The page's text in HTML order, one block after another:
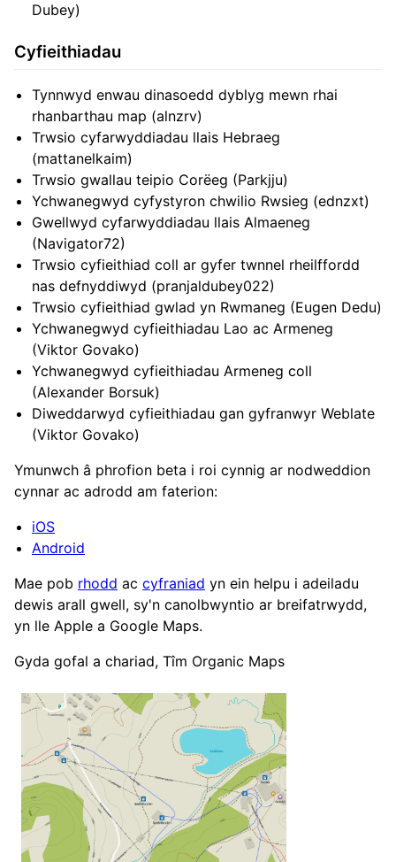
Dubey)
Cyfieithiadau
Tynnwyd enwau dinasoedd dyblyg mewn rhai
rhanbarthau map (alnzrv)
Trwsio cyfarwyddiadau llais Hebraeg
(mattanelkaim)
Trwsio gwallau teipio Corëeg (Parkjju)
Ychwanegwyd cyfystyron chwilio Rwsieg (ednzxt)
Gwellwyd cyfarwyddiadau llais Almaeneg
(Navigator72)
Trwsio cyfieithiad coll ar gyfer twnnel rheilffordd
nas defnyddiwyd (pranjaldubey022)
Trwsio cyfieithiad gwlad yn Rwmaneg (Eugen Dedu)
Ychwanegwyd cyfieithiadau Lao ac Armeneg
(Viktor Govako)
Ychwanegwyd cyfieithiadau Armeneg coll
(Alexander Borsuk)
Diweddarwyd cyfieithiadau gan gyfranwyr Weblate
(Viktor Govako)
Ymunwch â phrofion beta i roi cynnig ar nodweddion
cynnar ac adrodd am faterion:
iOS
Android
Mae pob rhodd ac cyfraniad yn ein helpu i adeiladu
dewis arall gwell, sy'n canolbwyntio ar breifatrwydd,
yn lle Apple a Google Maps.
Gyda gofal a chariad, Tîm Organic Maps